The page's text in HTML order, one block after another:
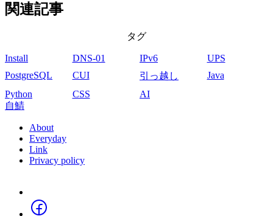
関連記事
タグ
Install DNS-01 IPv6
UPS
PostgreSQL
CUI 引っ越し
Java
Python
CSS
AI
自鯖
フ
ッ
About
Everyday
Link
Privacy policy
Social